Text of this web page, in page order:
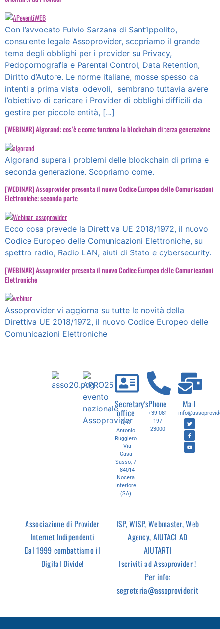
Con l’avvocato Fulvio Sarzana di Sant’Ippolito,
consulente legale Assoprovider, scopriamo il grande
tema degli obblighi per i provider su Privacy,
Pedopornografia e Parental Control, Data Retention,
Diritto d’Autore. Le norme italiane, mosse spesso da
intenti a prima vista lodevoli, sembrano tuttavia avere
l’obiettivo di caricare i Provider di obblighi difficili da
gestire per piccole entità, […]
[WEBINAR] Algorand: cos’è e come funziona la blockchain di terza generazione
Algorand supera i problemi delle blockchain di prima e
seconda generazione. Scopriamo come.
[WEBINAR] Assoprovider presenta il nuovo Codice Europeo delle Comunicazioni
Elettroniche: seconda parte
Ecco cosa prevede la Direttiva UE 2018/1972, il nuovo
Codice Europeo delle Comunicazioni Elettroniche, su
spettro radio, Radio LAN, aiuti di Stato e cybersecurity.
[WEBINAR] Assoprovider presenta il nuovo Codice Europeo delle Comunicazioni
Elettroniche
Assoprovider vi aggiorna su tutte le novità della
Direttiva UE 2018/1972, il nuovo Codice Europeo delle
Comunicazioni Elettroniche
Secretary's
office
C/O
Antonio
Ruggiero
- Via
Casa
Sasso, 7
- 84014
Nocera
Inferiore
(SA)
Phone
+39 081
197
23000
Mail
Associazione di Provider
Internet Indipendenti
Dal 1999 combattiamo il
Digital Divide!
ISP, WISP, Webmaster, Web
Agency, AIUTACI AD
AIUTARTI
Iscriviti ad Assoprovider !
Per info:
segreteria@assoprovider.it